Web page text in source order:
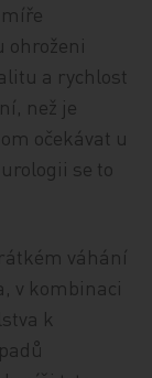
ohroženi
a rychlost
než je
očekávat u
se to
váhání
v kombinaci
k